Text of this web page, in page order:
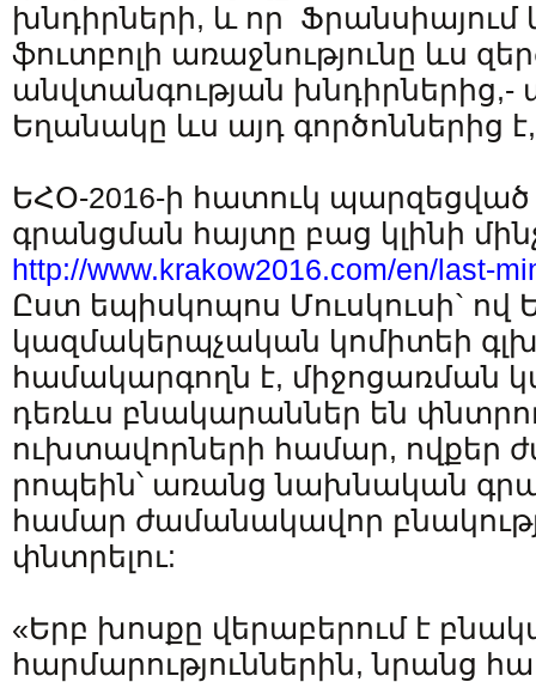
խնդիրների, և որ Ֆրանսիայում
ֆուտբոլի առաջնությունը ևս
անվտանգության խնդիրներից,-
Եղանակը ևս այդ գործոններից
ԵՀՕ-2016-ի հատուկ պարզեցված
գրանցման հայտը բաց կլինի
http://www.krakow2016.com/en/last-
Ըստ եպիսկոպոս Մուսկուսի` ով
կազմակերպչական կոմիտեի
համակարգողն է, միջոցառման
դեռևս բնակարաններ են
ուխտավորների համար, ովքեր
րոպեին՝ առանց նախնական
համար ժամանակավոր
փնտրելու:
«Երբ խոսքը վերաբերում է
հարմարություններին, նրանց